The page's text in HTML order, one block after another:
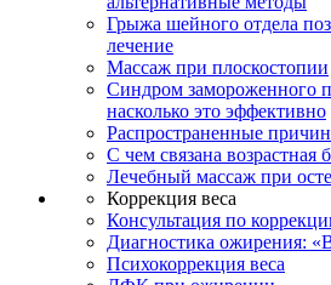
Грыжа шейного отдела
лечение
Массаж при плоскостопии
Синдром замороженного
насколько это эффективно
Распространенные
С чем связана возрастная
Лечебный массаж при
Коррекция веса
Консультация по
Диагностика ожирения:
Психокоррекция веса